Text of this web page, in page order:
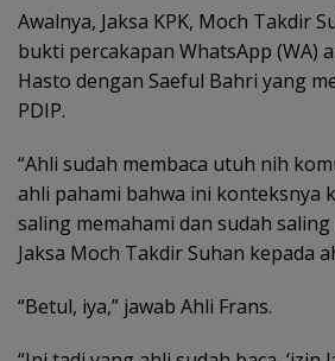
Awalnya, Jaksa KPK, Moch Takdir
bukti percakapan WhatsApp (WA)
Hasto dengan Saeful Bahri yang
PDIP.
“Ahli sudah membaca utuh nih
ahli pahami bahwa ini konteksnya
saling memahami dan sudah saling
Jaksa Moch Takdir Suhan kepada
“Betul, iya,” jawab Ahli Frans.